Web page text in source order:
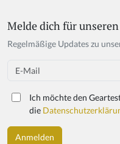
If
y
h
Melde dich für
Regelmäßige Updates zu
Email
Ich möchte den
die